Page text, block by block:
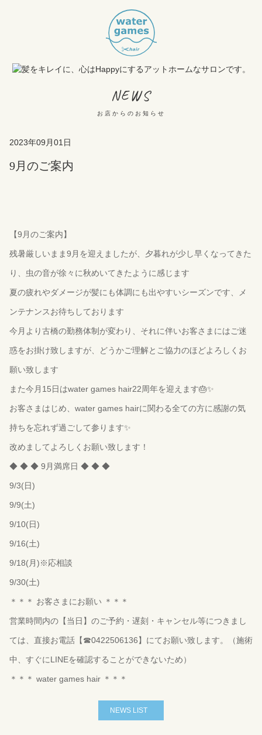
NEWS
お店からのお知らせ
2023年09月01日
9月のご案内
【9月のご案内】
残暑厳しいまま9月を迎えましたが、夕暮れが少し早くなってきた
り、虫の音が徐々に秋めいてきたように感じます
夏の疲れやダメージが髪にも体調にも出やすいシーズンです、メ
ンテナンスお待ちしております
今月より古橋の勤務体制が変わり、それに伴いお客さまにはご迷
惑をお掛け致しますが、どうかご理解とご協力のほどよろしくお
願い致します
また今月15日はwater games hair22周年を迎えます🎂✨
お客さまはじめ、water games hairに関わる全ての方に感謝の気
持ちを忘れず過ごして参ります✨
改めましてよろしくお願い致します！
◆ ◆ ◆ 9月満席日 ◆ ◆ ◆
9/3(日)
9/9(土)
9/10(日)
9/16(土)
9/18(月)※応相談
9/30(土)
＊＊＊ お客さまにお願い ＊＊＊
営業時間内の【当日】のご予約・遅刻・キャンセル等につきまし
ては、直接お電話【☎︎0422506136】にてお願い致します。（施術
中、すぐにLINEを確認することができないため）
＊＊＊ water games hair ＊＊＊
NEWS LIST